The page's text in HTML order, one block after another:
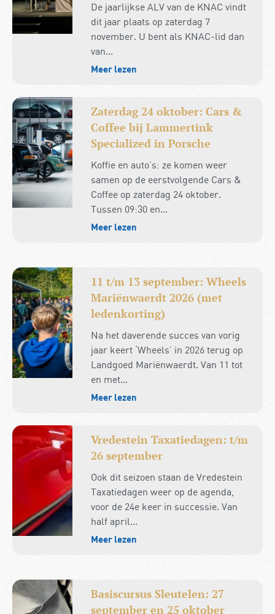
De jaarlijkse ALV van de KNAC vindt
dit jaar plaats op zaterdag 7
november. U bent als KNAC-lid dan
van...
Meer lezen
Zaterdag 24 oktober: Cars &
Coffee bij Lammertink
Specialized in Porsche
Koffie en auto’s: ze komen weer
samen op de eerstvolgende Cars &
Coffee op zaterdag 24 oktober.
Tussen 09:30 en...
Meer lezen
11 t/m 13 september: Wheels
Mariënwaerdt 2026 (met
ledenkorting)
Na het daverende succes van vorig
jaar keert ‘Wheels’ in 2026 terug op
Landgoed Mariënwaerdt. Van 11 tot
en met...
Meer lezen
Vredestein Taxatiedagen: t/m
26 september
Ook dit seizoen staan de Vredestein
Taxatiedagen weer op de agenda,
voor de 24e keer in successie. Van
half april...
Meer lezen
Basiscursus Sleutelen: 27
september en 25 oktober